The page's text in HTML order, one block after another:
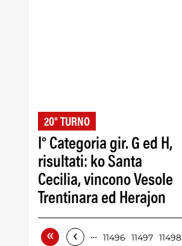
20° TURNO
I° Categoria gir. G ed H,
risultati: ko Santa
Cecilia, vincono Vesole
Trentinara ed Herajon
« ‹ … 11496 11497 11498